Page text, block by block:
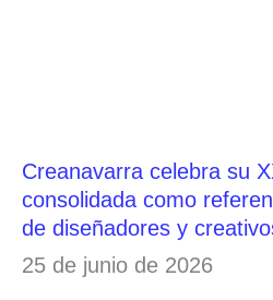
Creanavarra celebra su
consolidada como
de diseñadores y
25 de junio de 2026